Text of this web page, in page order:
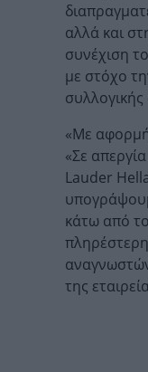
αλλά και
συνέχιση
με στόχο
«Με
«Σε
Lauder
κάτω από
της